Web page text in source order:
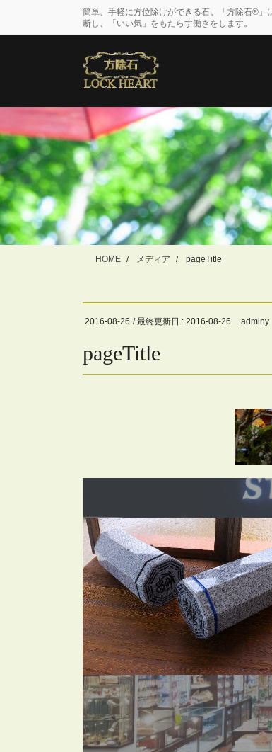
移
動
ン
に
移
動
簡単、手軽に方位除けができる石。「方除石®」
断し、「いい気」をもたらす働きをします。
HOME メディア pageTitle
2016-08-26 / 最終更新日 : 2016-08-26 adminy
pageTitle